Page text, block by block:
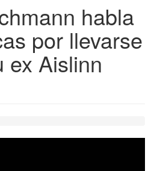
habla
por llevarse
ex Aislinn